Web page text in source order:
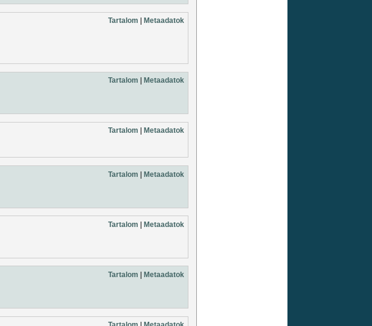
Tartalom Metaadatok
Tartalom Metaadatok
Tartalom Metaadatok
Tartalom | Metaadatok
Tartalom | Metaadatok
Tartalom Metaadatok